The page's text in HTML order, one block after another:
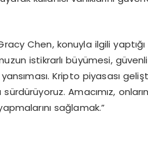
Chen, konuyla ilgili
istikrarlı büyümesi,
Kripto piyasası
Amacımız,
sağlamak.”